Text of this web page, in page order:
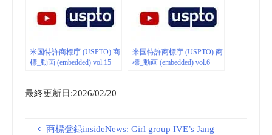
米国特許商標庁 (USPTO) 商
標_動画 (embedded) vol.15
米国特許商標庁 (USPTO) 商
標_動画 (embedded) vol.6
最終更新日:2026/02/20
商標登録insideNews: Girl group IVE’s Jang